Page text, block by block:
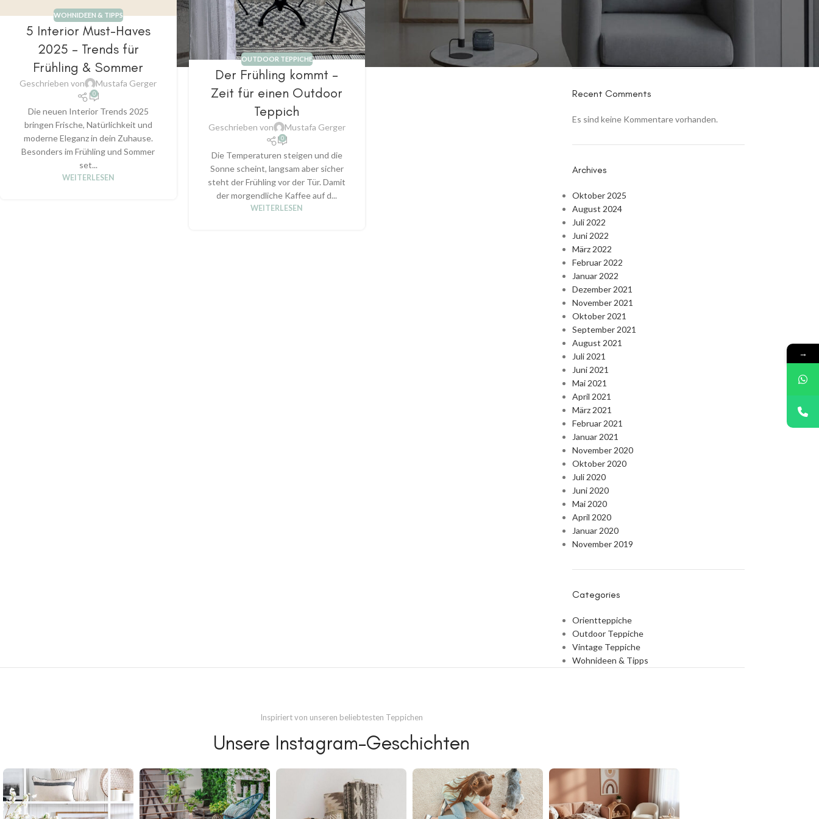
WOHNIDEEN & TIPPS
5 Interior Must-Haves
2025 – Trends für
Frühling & Sommer
Geschrieben von Mustafa Gerger
0
Die neuen Interior Trends 2025
bringen Frische, Natürlichkeit und
moderne Eleganz in dein Zuhause.
Besonders im Frühling und Sommer
set...
WEITERLESEN
OUTDOOR TEPPICHE
Der Frühling kommt –
Zeit für einen Outdoor
Teppich
Geschrieben von Mustafa Gerger
0
Die Temperaturen steigen und die
Sonne scheint, langsam aber sicher
steht der Frühling vor der Tür. Damit
der morgendliche Kaffee auf d...
WEITERLESEN
für schönes wohnen!
Kinderteppich – das musst du beachten!
Welcher Teppich passt zu meinem Zuhause?
Teppich waschen – das musst du wissen!
Recent Comments
Es sind keine Kommentare vorhanden.
Archives
Oktober 2025
August 2024
Juli 2022
Juni 2022
März 2022
Februar 2022
Januar 2022
Dezember 2021
November 2021
Oktober 2021
September 2021
August 2021
Juli 2021
Juni 2021
Mai 2021
April 2021
März 2021
Februar 2021
Januar 2021
November 2020
Oktober 2020
Juli 2020
Juni 2020
Mai 2020
April 2020
Januar 2020
November 2019
Categories
Orientteppiche
Outdoor Teppiche
Vintage Teppiche
Wohnideen & Tipps
Inspiriert von unseren beliebtesten Teppichen
Unsere Instagram-Geschichten
→